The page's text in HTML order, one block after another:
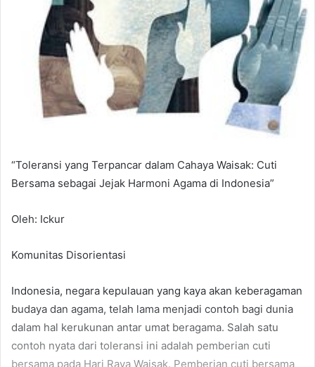
“Toleransi yang Terpancar dalam Cahaya Waisak: Cuti
Bersama sebagai Jejak Harmoni Agama di Indonesia”
Oleh: Ickur
Komunitas Disorientasi
Indonesia, negara kepulauan yang kaya akan keberagaman
budaya dan agama, telah lama menjadi contoh bagi dunia
dalam hal kerukunan antar umat beragama. Salah satu
contoh nyata dari toleransi ini adalah pemberian cuti
bersama pada Hari Raya Waisak. Pemberian cuti bersama